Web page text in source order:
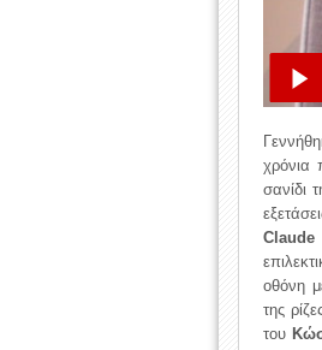
χρόνια
σανίδι
Claude
οθόνη
της
του